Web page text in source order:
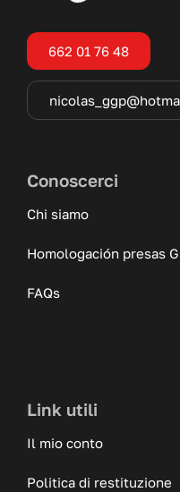
662 01 76 48
Conoscerci
Chi siamo
Homologación presas
FAQs
Link utili
Il mio conto
Politica di restituzione